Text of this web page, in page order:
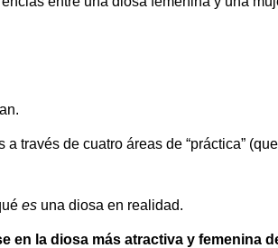
través de cuatro áreas de “práctica”
es una diosa en realidad.
en la diosa más atractiva y femenina